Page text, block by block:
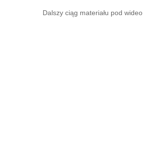
Dalszy ciąg materiału pod wideo